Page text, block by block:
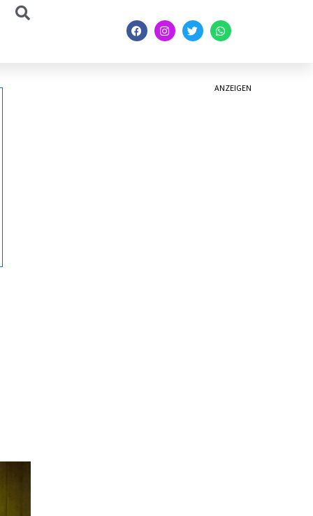
ANZEIGEN